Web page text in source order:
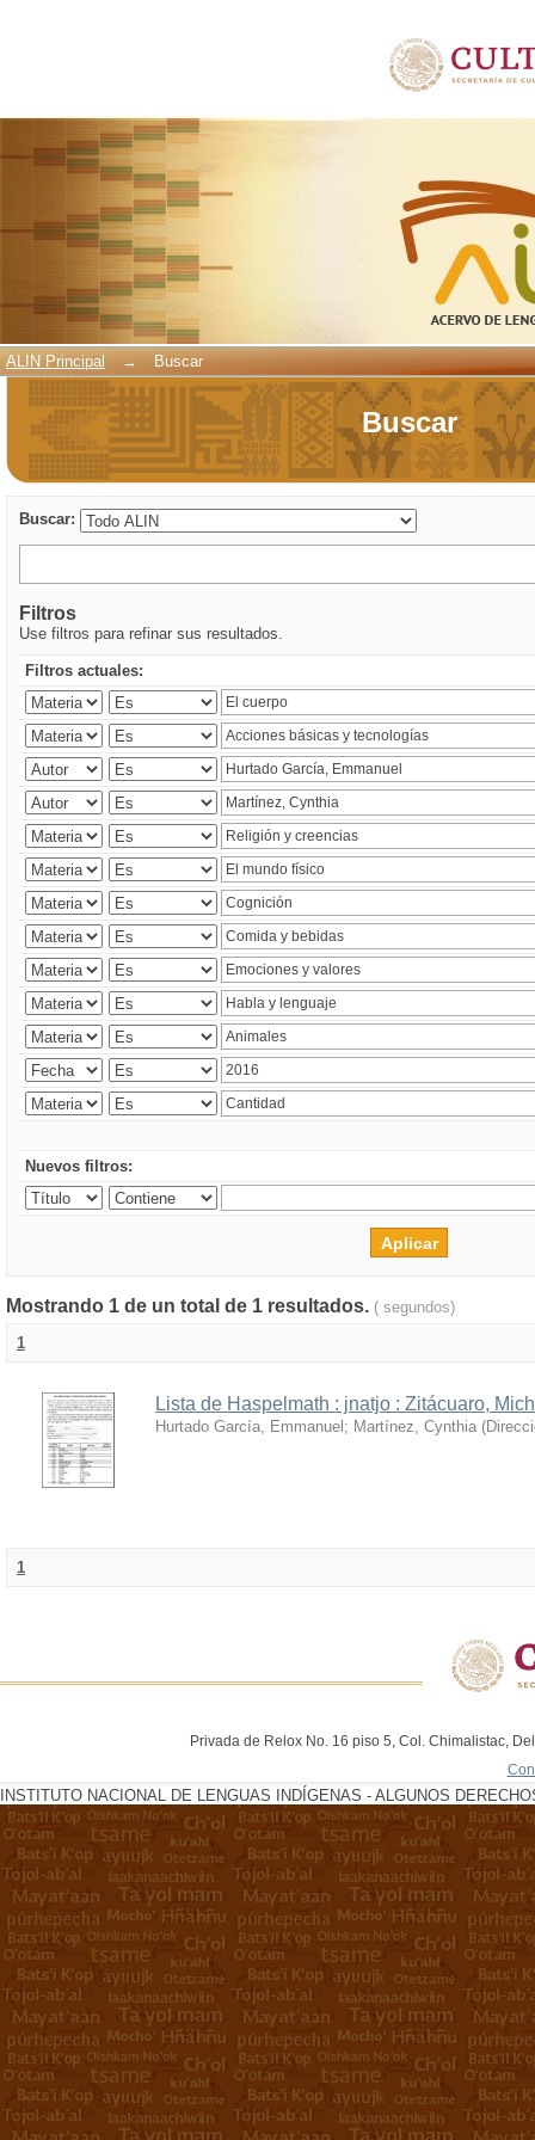
ALIN Principal → Buscar
Buscar
Buscar:
Filtros
Use filtros para refinar sus resultados.
Filtros actuales:
Nuevos filtros:
Mostrando 1 de un total de 1 resultados. ( segundos)
1
Lista de Haspelmath : jnatjo : Zitácuaro,
Hurtado García, Emmanuel ; Martínez, Cynthia (
1
Privada de Relox No. 16 piso 5, Col. Chimalistac,
INSTITUTO NACIONAL DE LENGUAS INDÍGENAS - ALGUNOS